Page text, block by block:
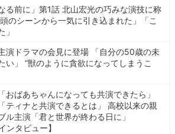
る前に」第1話 北山宏光の巧みな演技に称
のシーンから一気に引き込まれた」「こ
」
演ドラマの会見に登場 「自分の50歳の未
い」 “獣のように貪欲になってしまうこ
おばあちゃんになっても共演できたら」
ティナと共演できるとは」 高校以来の親
ル主演「君と世界が終わる日に」
ンタビュー】